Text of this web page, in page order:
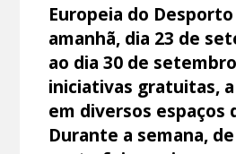
Europeia do
amanhã, dia 23 de
ao dia 30 de
iniciativas gratuitas,
em diversos espaços
Durante a semana,